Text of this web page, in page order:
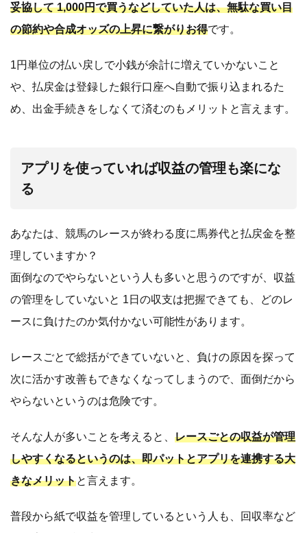
妥協して 1,000円で買うなどしていた人は、無駄な買い目
の節約や合成オッズの上昇に繋がりお得です。
1円単位の払い戻しで小銭が余計に増えていかないこと
や、払戻金は登録した銀行口座へ自動で振り込まれるた
め、出金手続きをしなくて済むのもメリットと言えます。
アプリを使っていれば収益の管理も楽にな
る
あなたは、競馬のレースが終わる度に馬券代と払戻金を整
理していますか？
面倒なのでやらないという人も多いと思うのですが、収益
の管理をしていないと 1日の収支は把握できても、どのレ
ースに負けたのか気付かない可能性があります。
レースごとで総括ができていないと、負けの原因を探って
次に活かす改善もできなくなってしまうので、面倒だから
やらないというのは危険です。
そんな人が多いことを考えると、 レースごとの収益が管理
しやすくなるというのは、即パットとアプリを連携する大
きなメリットと言えます。
普段から紙で収益を管理しているという人も、回収率など